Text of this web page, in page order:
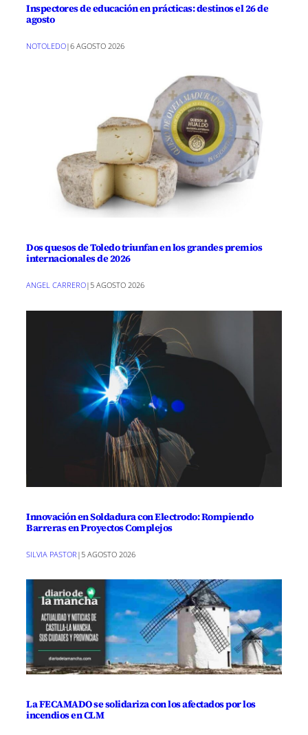
Inspectores de educación en prácticas: destinos el 26 de
agosto
NOTOLEDO|6 AGOSTO 2026
Dos quesos de Toledo triunfan en los grandes premios
internacionales de 2026
ANGEL CARRERO|5 AGOSTO 2026
Innovación en Soldadura con Electrodo: Rompiendo
Barreras en Proyectos Complejos
SILVIA PASTOR | 5 AGOSTO 2026
La FECAMADO se solidariza con los afectados por los
incendios en CLM